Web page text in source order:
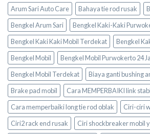
Arum Sari Auto Care Bahaya tie rod rusak
Bengkel Arum Sari
Bengkel Kaki-Kaki
Bengkel Kaki Kaki Mobil Terdekat
Bengkel
Bengkel Mobil
Bengkel Mobil Purwokerto 24
Bengkel Mobil Terdekat
Biaya ganti bushing
Brake pad mobil
Cara MEMPERBAIKI link
Cara memperbaiki long tie rod oblak
Ciri-ciri
Ciri2 rack end rusak
Ciri shockbreaker mobil